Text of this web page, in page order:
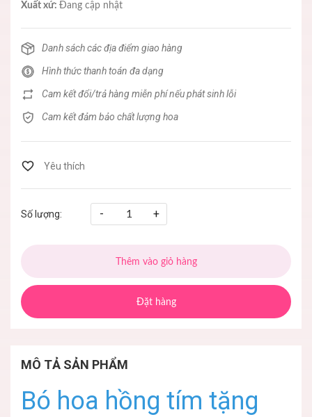
Xuất xứ: Đang cập nhật
Danh sách các địa điểm giao hàng
Hình thức thanh toán đa dạng
Cam kết đổi/trả hàng miễn phí nếu phát sinh lỗi
Cam kết đảm bảo chất lượng hoa
Số lượng: - +
Thêm vào giỏ hàng
Đặt hàng
MÔ TẢ SẢN PHẨM
Bó hoa hồng tím tặng